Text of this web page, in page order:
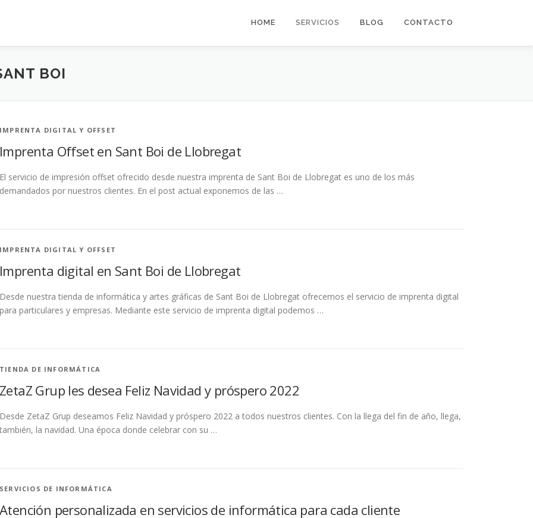
HOME SERVICIOS BLOG CONTACTO
BOI
IMPRENTA DIGITAL Y OFFSET
Imprenta Offset en Sant Boi de Llobregat
El servicio de impresión offset ofrecido desde nuestra imprenta de Sant Boi de Llobregat es uno de los más
demandados por nuestros clientes. En el post actual exponemos de las …
IMPRENTA DIGITAL Y OFFSET
Imprenta digital en Sant Boi de Llobregat
Desde nuestra tienda de informática y artes gráficas de Sant Boi de Llobregat ofrecemos el servicio de imprenta digital
para particulares y empresas. Mediante este servicio de imprenta digital podemos …
TIENDA DE INFORMÁTICA
ZetaZ Grup les desea Feliz Navidad y próspero 2022
Desde ZetaZ Grup deseamos Feliz Navidad y próspero 2022 a todos nuestros clientes. Con la llega del fin de año, llega,
también, la navidad. Una época donde celebrar con su …
SERVICIOS DE INFORMÁTICA
Atención personalizada en servicios de informática para cada cliente